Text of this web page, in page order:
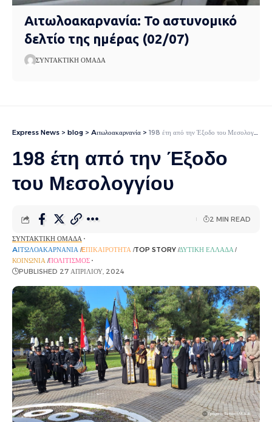
Αιτωλοακαρνανία: Το αστυνομικό
δελτίο της ημέρας (02/07)
ΣΥΝΤΑΚΤΙΚΉ ΟΜΆΔΑ
Express News > blog > Aιτωλοακαρνανία > 198 έτη από την Έξοδο του Μεσολογγίου
198 έτη από την Έξοδο
του Μεσολογγίου
ΣΥΝΤΑΚΤΙΚΉ ΟΜΆΔΑ
AΙΤΩΛΟΑΚΑΡΝΑΝΊΑ EΠΙΚΑΙΡΌΤΗΤΑ TOP STORY ΔΥΤΙΚΉ ΕΛΛΆΔΑ
ΚΟΙΝΩΝΊΑ ΠΟΛΙΤΙΣΜΌΣ
PUBLISHED 27 ΑΠΡΙΛΊΟΥ, 2024
2 MIN READ